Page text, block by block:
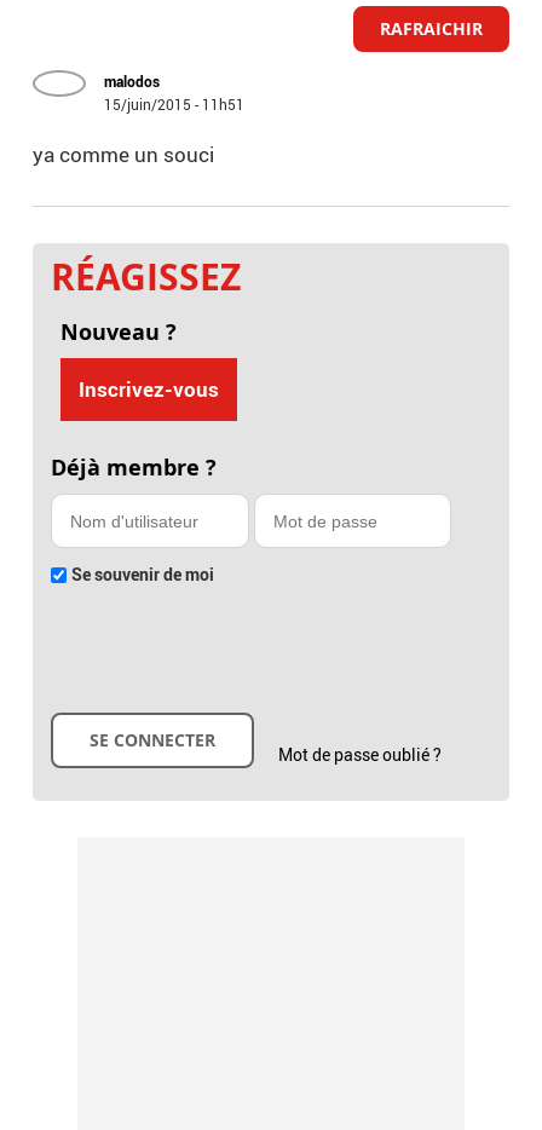
RAFRAICHIR
malodos
15/juin/2015 - 11h51
ya comme un souci
RÉAGISSEZ
Nouveau ?
Inscrivez-vous
Déjà membre ?
Se souvenir de moi
Mot de passe oublié ?